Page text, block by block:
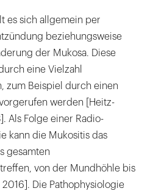
es sich allgemein per
beziehungsweise
der Mukosa. Diese
eine Vielzahl
zum Beispiel durch einen
werden [Heitz-
Als Folge einer Radio-
kann die Mukositis das
gesamten
von der Mundhöhle bis
Die Pathophysiologie